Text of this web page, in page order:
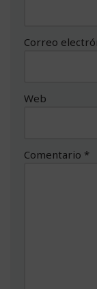
Correo
Web
Comentario *